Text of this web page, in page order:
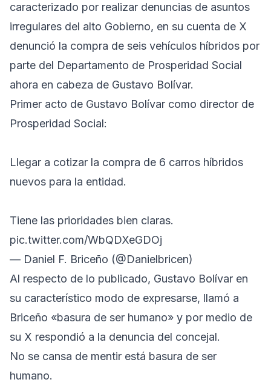
caracterizado por realizar denuncias de asuntos
irregulares del alto Gobierno, en su cuenta de X
denunció la compra de seis vehículos híbridos por
parte del Departamento de Prosperidad Social
ahora en cabeza de Gustavo Bolívar.
Primer acto de Gustavo Bolívar como director de
Prosperidad Social:
Llegar a cotizar la compra de 6 carros híbridos
nuevos para la entidad.
Tiene las prioridades bien claras.
pic.twitter.com/WbQDXeGDOj
— Daniel F. Briceño (@Danielbricen)
Al respecto de lo publicado, Gustavo Bolívar en
su característico modo de expresarse, llamó a
Briceño «basura de ser humano» y por medio de
su X respondió a la denuncia del concejal.
No se cansa de mentir está basura de ser
humano.